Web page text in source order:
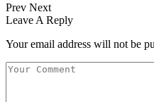
Prev Next
Leave A Reply
Your email address will not be